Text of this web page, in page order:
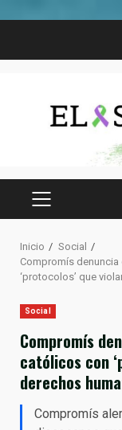
MENÚ
Inicio
Social
Compromís
‘protocolos’ que
Social
Compromís
católicos con
derechos
Compromís